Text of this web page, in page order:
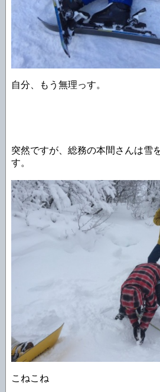
自分、もう無理っす。
突然ですが、総務の本間さんは雪
す。
こねこね